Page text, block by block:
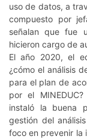
uso de datos, a
compuesto por
señalan que fue
hicieron cargo de
El año 2020, el
¿cómo el análisis
para el plan de
por el
instaló la buena
gestión del
foco en prevenir la